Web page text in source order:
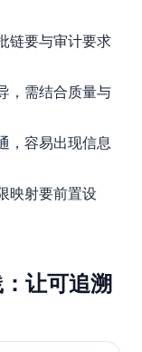
链要与审计要求
，需结合质量与
，容易出现信息
映射要前置设
让可追溯